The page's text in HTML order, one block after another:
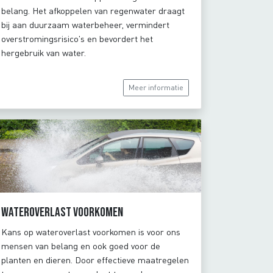
belang. Het afkoppelen van regenwater draagt
bij aan duurzaam waterbeheer, vermindert
overstromingsrisico's en bevordert het
hergebruik van water.
Meer informatie
Wateroverlast voorkomen
Kans op wateroverlast voorkomen is voor ons
mensen van belang en ook goed voor de
planten en dieren. Door effectieve maatregelen